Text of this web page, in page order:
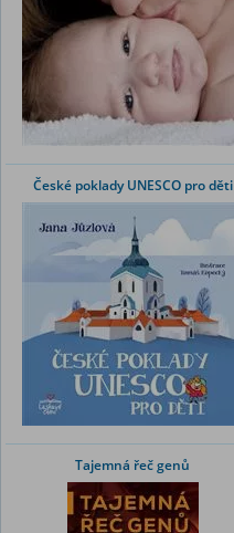
České poklady UNESCO pro děti
Tajemná řeč genů